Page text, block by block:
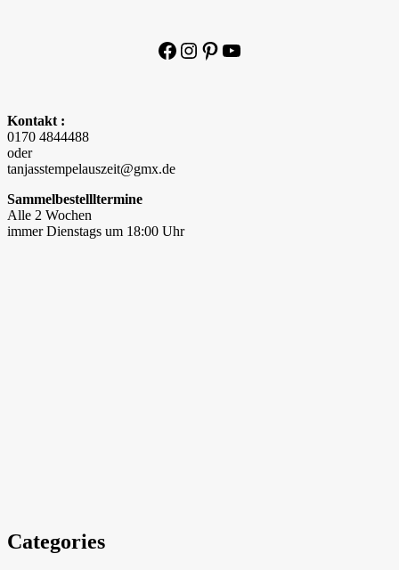
Facebook
Instagram
Pinterest
YouTube
Kontakt :
0170 4844488
oder
tanjasstempelauszeit@gmx.de
Sammelbestellltermine
Alle 2 Wochen
immer Dienstags um 18:00 Uhr
Categories